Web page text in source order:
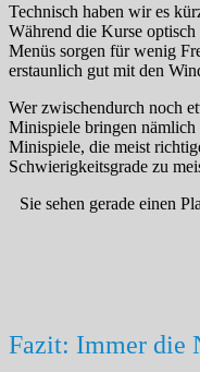
Technisch haben wir es
Während die Kurse
Menüs sorgen für wenig
erstaunlich gut mit den
Wer zwischendurch noch
Minispiele bringen
Minispiele, die meist
Schwierigkeitsgrade zu
Sie sehen gerade einen
Fazit: Immer die